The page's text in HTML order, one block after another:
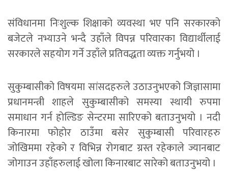
संविधानमा निःशुल्क शिक्षाको व्यवस्था भए पनि सरकारको
बजेटले नभ्याउने भन्दै उहाँले विपन्न परिवारका विद्यार्थीलाई
सरकारले सहयोग गर्ने उहाँले प्रतिवद्धता व्यक्त गर्नुभयो ।
सुकुम्बासीको विषयमा सांसदहरुले उठाउनुभएको जिज्ञासामा
प्रधानमन्त्री शाहले सुकुम्बासीको समस्या स्थायी रुपमा
समाधान गर्न होल्डिङ सेन्टरमा सारिएको बताउनुभयो । नदी
किनारमा फोहोर ठाउँमा बसेर सुकुम्बासी परिवारहरु
जोखिममा रहेको र विभिन्न रोगबाट ग्रस्त रहेकाले ज्यानबाट
जोगाउन उहाँहरुलाई खोला किनारबाट सारेको बताउनुभयो ।